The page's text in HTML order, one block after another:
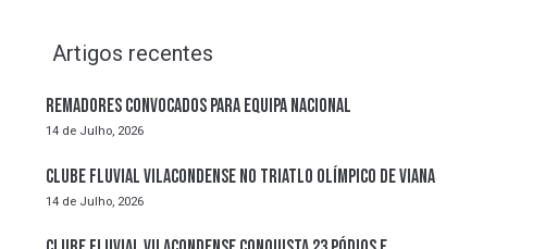
Artigos recentes
Remadores convocados para Equipa Nacional
14 de Julho, 2026
Clube Fluvial Vilacondense no Triatlo Olímpico de Viana
14 de Julho, 2026